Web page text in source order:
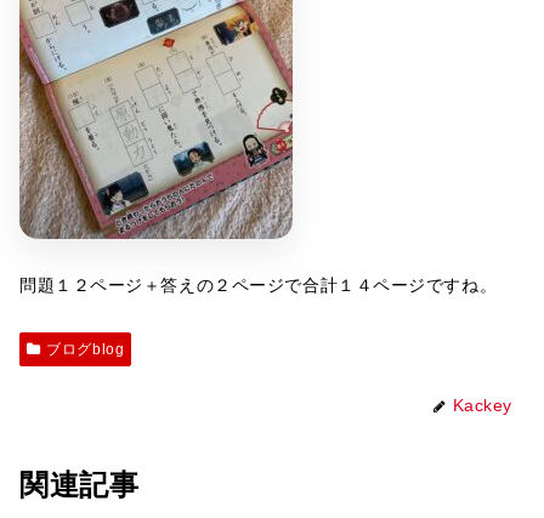
問題１２ページ＋答えの２ページで合計１４ページですね。
ブログblog
Kackey
関連記事